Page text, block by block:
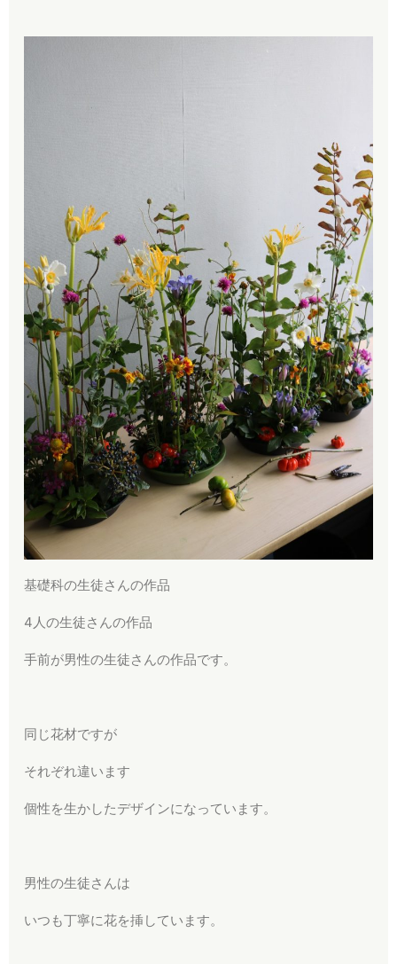
基礎科の生徒さんの作品
4人の生徒さんの作品
手前が男性の生徒さんの作品です。
同じ花材ですが
それぞれ違います
個性を生かしたデザインになっています。
男性の生徒さんは
いつも丁寧に花を挿しています。